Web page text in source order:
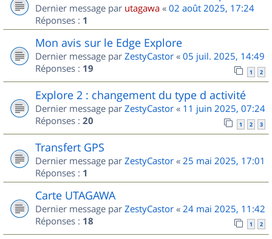
Dernier message par utagawa « 02 août 2025, 17:24
Réponses : 1
Mon avis sur le Edge Explore
Dernier message par ZestyCastor « 05 juil. 2025, 14:49
Réponses : 19 1 2
Explore 2 : changement du type d activité
Dernier message par ZestyCastor « 11 juin 2025, 07:24
Réponses : 20 1 2 3
Transfert GPS
Dernier message par ZestyCastor « 25 mai 2025, 17:01
Réponses : 1
Carte UTAGAWA
Dernier message par ZestyCastor « 24 mai 2025, 11:42
Réponses : 18 1 2